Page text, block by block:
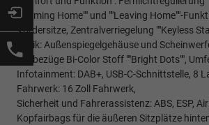
""Coming Home"" und ""Leaving Home""-
Vordersitze, Zentralverriegelung ""Keyless
Optik: Außenspiegelgehäuse und
Sitzbezüge Bi-Color Stoff ""Bright Dots"",
Infotainment: DAB+, USB-C-Schnittstelle, 8
Fahrwerk: 16 Zoll Fahrwerk,
Sicherheit und Fahrerassistenz: ABS, ESP,
Kopfairbags für die äußeren Sitzplätze